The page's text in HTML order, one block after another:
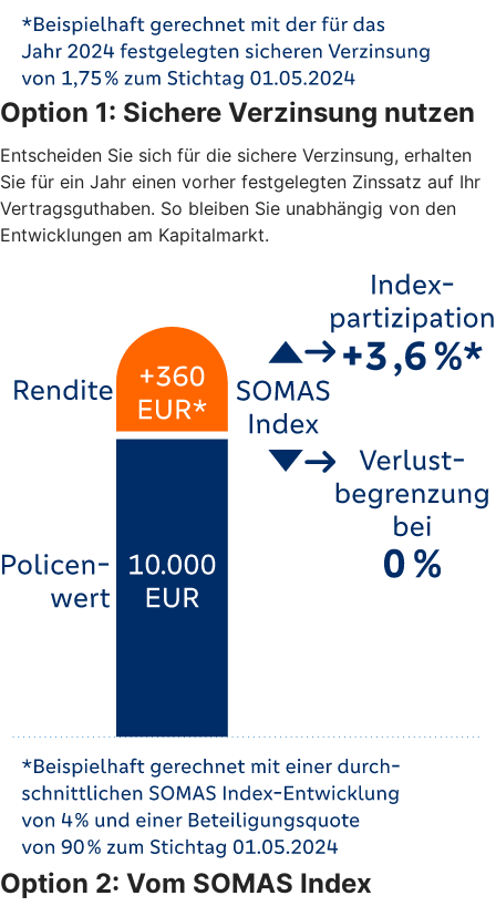
Option 1: Sichere Verzinsung nutzen
Entscheiden Sie sich für die sichere Verzinsung, erhalten
Sie für ein Jahr einen vorher festgelegten Zinssatz auf Ihr
Vertragsguthaben. So bleiben Sie unabhängig von den
Entwicklungen am Kapitalmarkt.
Option 2: Vom SOMAS Index